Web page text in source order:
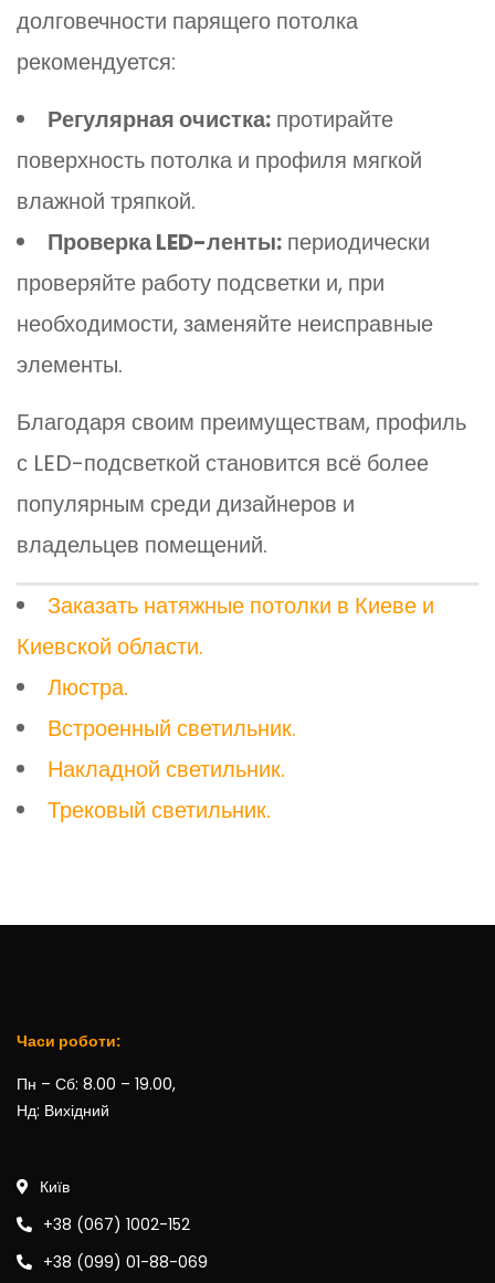
долговечности парящего потолка
рекомендуется:
Регулярная очистка: протирайте
поверхность потолка и профиля мягкой
влажной тряпкой.
Проверка LED-ленты: периодически
проверяйте работу подсветки и, при
необходимости, заменяйте неисправные
элементы.
Благодаря своим преимуществам, профиль
с LED-подсветкой становится всё более
популярным среди дизайнеров и
владельцев помещений.
Заказать натяжные потолки в Киеве и
Киевской области.
Люстра.
Встроенный светильник.
Накладной светильник.
Трековый светильник.
Часи роботи:
Пн – Сб: 8.00 – 19.00,
Нд: Вихідний
Київ
+38 (067) 1002-152
+38 (099) 01-88-069